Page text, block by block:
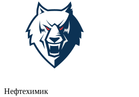
Нефтехимик